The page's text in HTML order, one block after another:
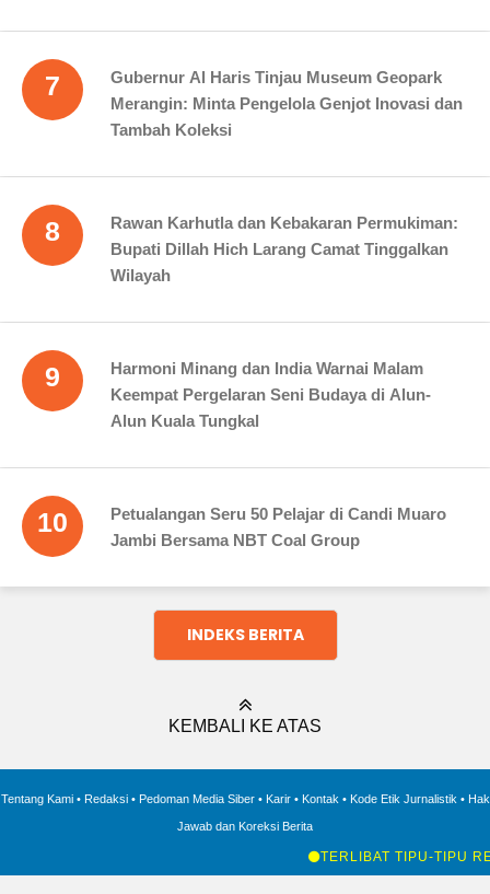
7
Gubernur Al Haris Tinjau Museum Geopark
Merangin: Minta Pengelola Genjot Inovasi dan
Tambah Koleksi
8
Rawan Karhutla dan Kebakaran Permukiman:
Bupati Dillah Hich Larang Camat Tinggalkan
Wilayah
9
Harmoni Minang dan India Warnai Malam
Keempat Pergelaran Seni Budaya di Alun-
Alun Kuala Tungkal
10
Petualangan Seru 50 Pelajar di Candi Muaro
Jambi Bersama NBT Coal Group
INDEKS BERITA
KEMBALI KE ATAS
Tentang Kami• Redaksi• Pedoman Media Siber• Karir• Kontak • Kode Etik Jurnalistik • Hak
Jawab dan Koreksi Berita
TERLIBAT TIPU-TIPU